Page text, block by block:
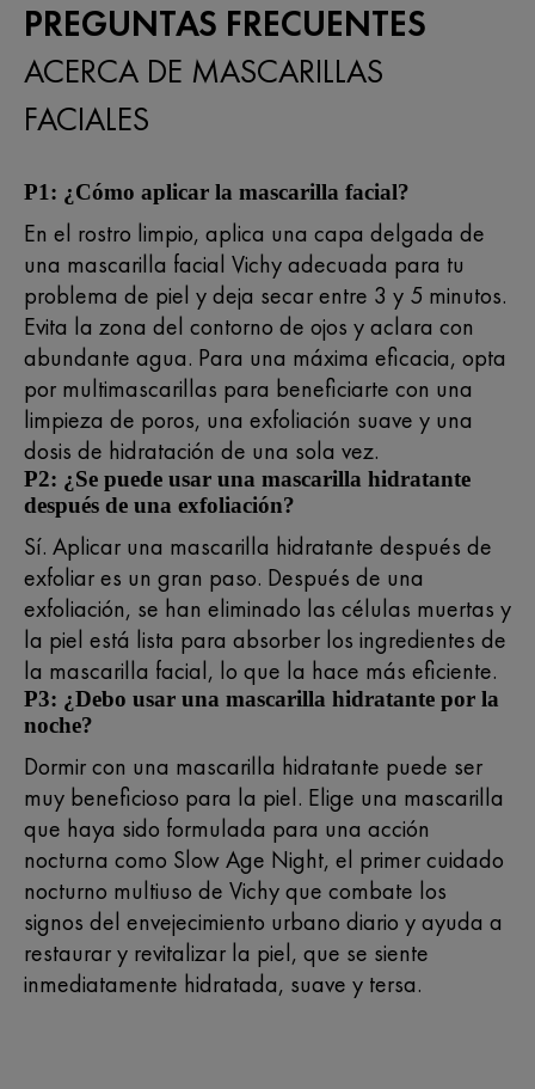
PREGUNTAS FRECUENTES
ACERCA DE MASCARILLAS
FACIALES
P1: ¿Cómo aplicar la mascarilla facial?
En el rostro limpio, aplica una capa delgada de
una mascarilla facial Vichy adecuada para tu
problema de piel y deja secar entre 3 y 5 minutos.
Evita la zona del contorno de ojos y aclara con
abundante agua. Para una máxima eficacia, opta
por multimascarillas para beneficiarte con una
limpieza de poros, una exfoliación suave y una
dosis de hidratación de una sola vez.
P2: ¿Se puede usar una mascarilla hidratante
después de una exfoliación?
Sí. Aplicar una mascarilla hidratante después de
exfoliar es un gran paso. Después de una
exfoliación, se han eliminado las células muertas y
la piel está lista para absorber los ingredientes de
la mascarilla facial, lo que la hace más eficiente.
P3: ¿Debo usar una mascarilla hidratante por la
noche?
Dormir con una mascarilla hidratante puede ser
muy beneficioso para la piel. Elige una mascarilla
que haya sido formulada para una acción
nocturna como Slow Age Night, el primer cuidado
nocturno multiuso de Vichy que combate los
signos del envejecimiento urbano diario y ayuda a
restaurar y revitalizar la piel, que se siente
inmediatamente hidratada, suave y tersa.